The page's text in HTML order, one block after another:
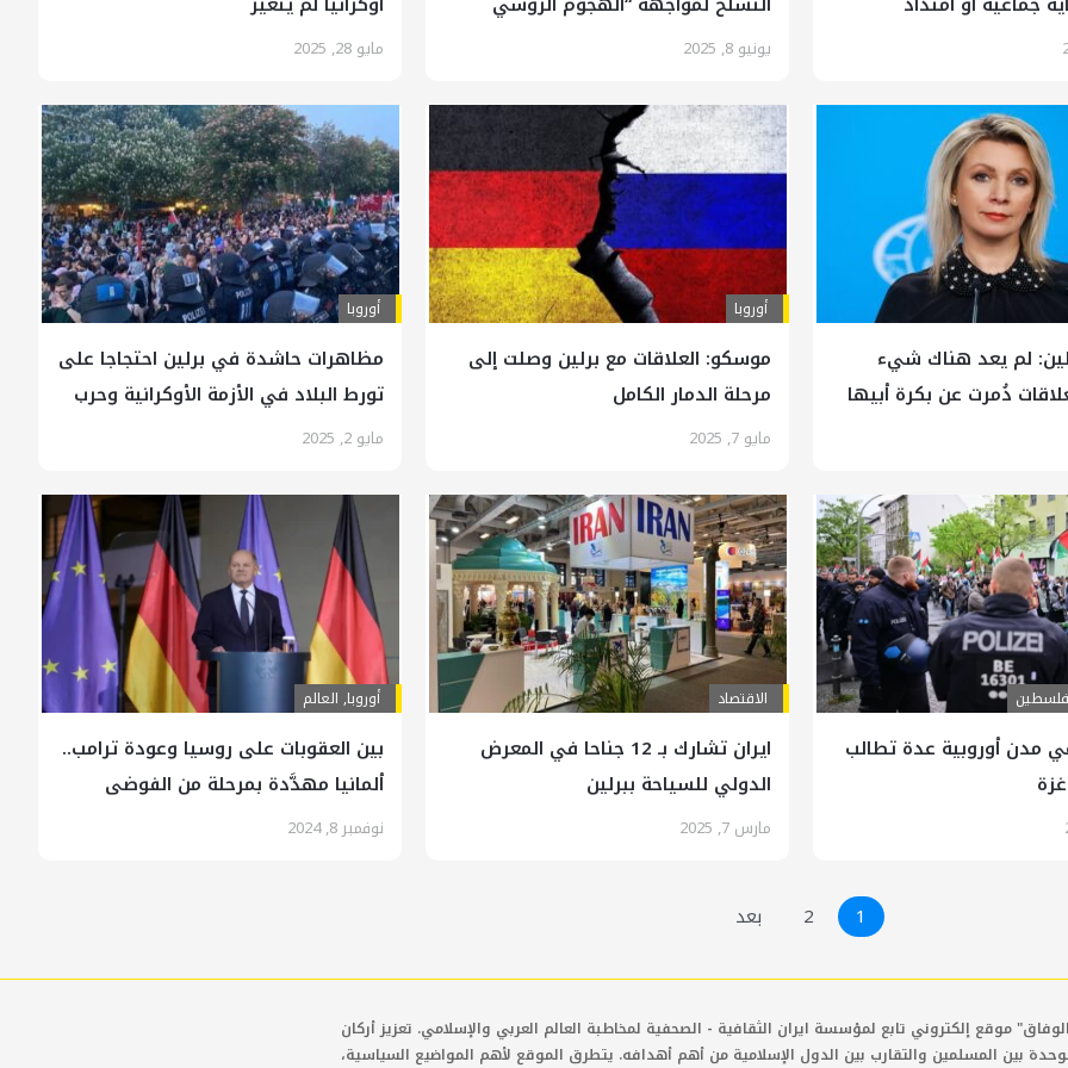
المتوقع على “الناتو”
يونيو 8, 2025 مايو 28, 2025
لم يعد هناك شيء
دُمرت عن بكرة أبيها
أوروبا
موسكو: العلاقات مع برلين وصلت إلى
مرحلة الدمار الكامل
مايو 7, 2025
أوروبا
مظاهرات حاشدة في برلين احتجاجا على
تورط البلاد في الأزمة الأوكرانية وحرب
غزة
مايو 2, 2025
فلسطين
مدن أوروبية عدة تطالب
الاقتصاد
ايران تشارك بـ 12 جناحا في المعرض
الدولي للسياحة ببرلين
مارس 7, 2025
أوروبا, العالم
بين العقوبات على روسيا وعودة ترامب..
ألمانيا مهدَّدة بمرحلة من الفوضى
نوفمبر 8, 2024
1
2 بعد
موقع إلكتروني تابع لمؤسسة ايران الثقافية - الصحفية لمخاطبة العالم العربي والإسلامي. تعزيز أركان
بين المسلمين والتقارب بين الدول الإسلامية من أهم أهدافه. يتطرق الموقع لأهم المواضيع السياسية،